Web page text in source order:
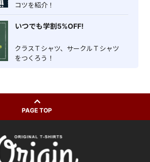
コツを紹介！
いつでも学割5%OFF!
クラスＴシャツ、サークルＴシャツ
をつくろう！
PAGE TOP